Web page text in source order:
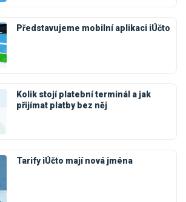
Představujeme mobilní aplikaci iÚčto
Kolik stojí platební terminál a jak
přijímat platby bez něj
Tarify iÚčto mají nová jména